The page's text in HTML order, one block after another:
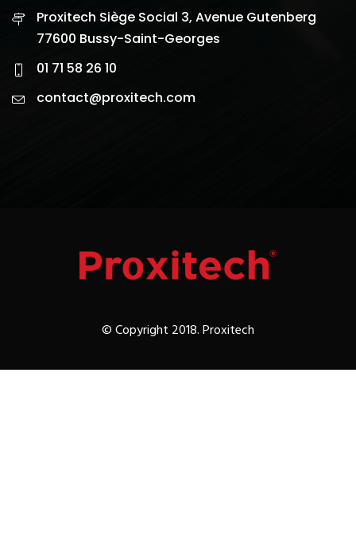
Proxitech Siège Social 3, Avenue Gutenberg
77600 Bussy-Saint-Georges
01 71 58 26 10
contact@proxitech.com
© Copyright 2018. Proxitech